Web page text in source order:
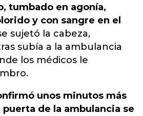
tumbado en agonía,
y con sangre en el
sujetó la cabeza,
subía a la ambulancia
los médicos le
unos minutos más
de la ambulancia se